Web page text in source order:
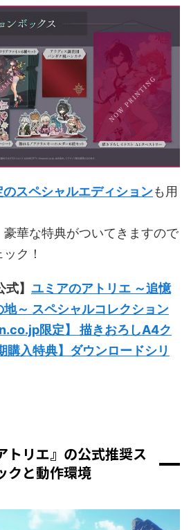
スペシャルエディションも用
華な特典がついてきますので
ク！
】 ユミアのアトリエ ～追憶
～ スペシャルコレクション
限定】 描きおろしA4ク
購入特典】ダウンロードシリ
トリエ』の公式推奨ス
クと動作環境